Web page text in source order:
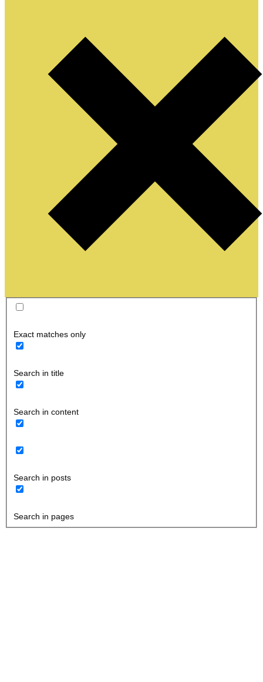
Exact matches only
Search in title
Search in content
Search in posts
Search in pages